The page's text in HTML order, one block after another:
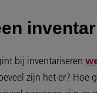
bij inventariseren
zijn het er? Hoe